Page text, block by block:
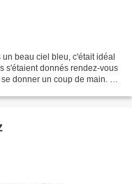
un beau ciel bleu, c'était idéal
s'étaient donnés rendez-vous
donner un coup de main. La